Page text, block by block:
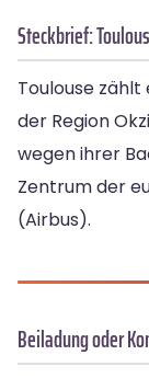
Steckbrief:
Toulouse
der Region
wegen ihrer
Zentrum der
(Airbus).
Beiladung oder